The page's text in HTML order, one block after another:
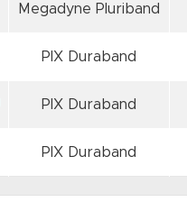
Megadyne Pluriband
PIX Duraband
PIX Duraband
PIX Duraband